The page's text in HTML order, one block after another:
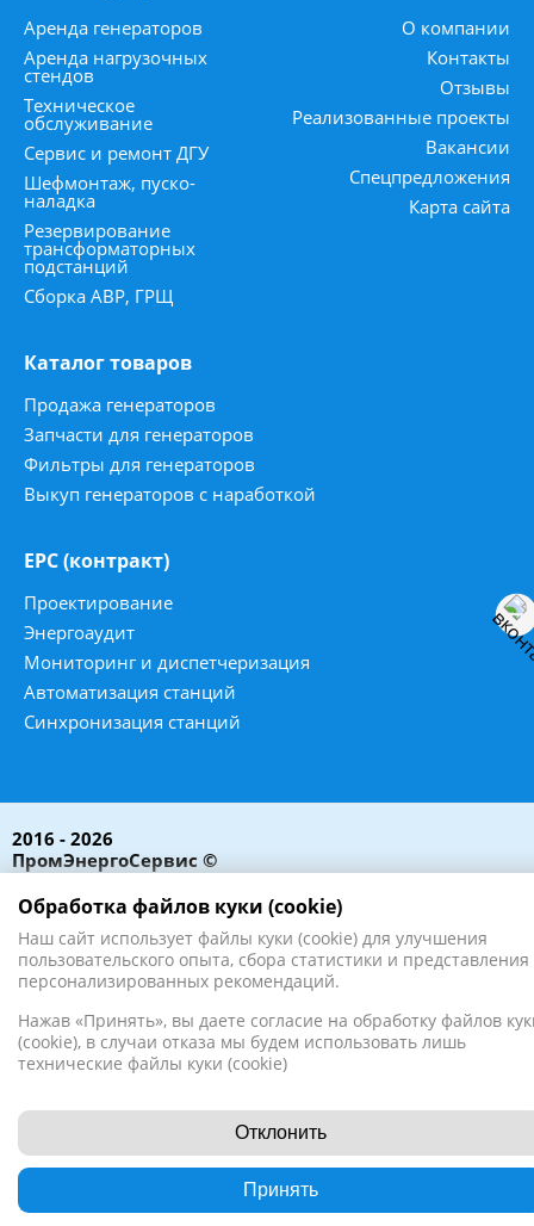
Аренда генераторов
Аренда нагрузочных
стендов
Техническое
обслуживание
Сервис и ремонт ДГУ
Шефмонтаж, пуско-
наладка
Резервирование
трансформаторных
подстанций
Сборка АВР, ГРЩ
О компании
Контакты
Отзывы
Реализованные проекты
Вакансии
Спецпредложения
Карта сайта
Каталог товаров
Продажа генераторов
Запчасти для генераторов
Фильтры для генераторов
Выкуп генераторов с наработкой
ЕРС (контракт)
Проектирование
Энергоаудит
Мониторинг и диспетчеризация
Автоматизация станций
Синхронизация станций
2016 - 2026
ПромЭнергоСервис ©
Все права защищены
Обработка файлов куки (cookie)
Наш сайт использует файлы куки (cookie) для улучшения
пользовательского опыта, сбора статистики и представления
персонализированных рекомендаций.
Нажав «Принять», вы даете согласие на обработку файлов
(cookie), в случаи отказа мы будем использовать лишь
технические файлы куки (cookie)
Отклонить
Принять